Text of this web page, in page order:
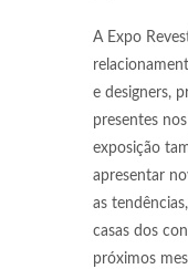
A Expo
e designers,
presentes
exposição
apresentar
as
casas dos
próximos